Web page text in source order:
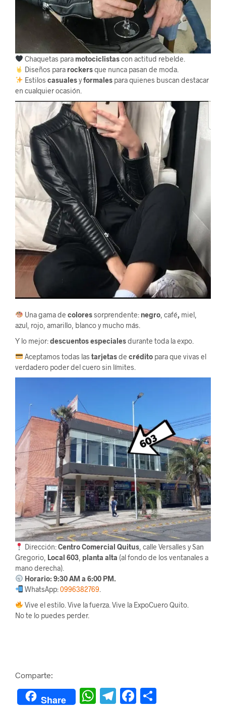
Chaquetas para motociclistascon actitud rebelde.
Diseños para rockersque nunca pasan de moda.
Estilos casualesyformalespara quienes buscan destacar
en cualquier ocasión.
Una gama de coloressorprendente: negro, café, miel,
azul, rojo, amarillo, blanco y mucho más.
Y lo mejor:descuentos especialesdurante toda la expo.
Aceptamos todas las tarjetasde créditopara que vivas el
verdadero poder del cuero sin límites.
Dirección:Centro Comercial Quitus, calle Versalles y San
Gregorio, Local 603 planta alta (al fondo de los ventanales a
mano derecha).
Horario: 9:30 AM a 6:00 PM.
WhatsApp:0996382769
Vive el estilo. Vive la fuerza. Vive la ExpoCuero Quito.
No te lo puedes perder.
Comparte:
Share
W Te F